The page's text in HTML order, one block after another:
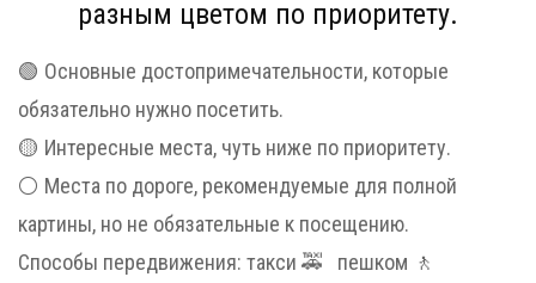
разным цветом по приоритету.
🟢 Основные достопримечательности, которые
обязательно нужно посетить.
🟡 Интересные места, чуть ниже по приоритету.
⚪️ Места по дороге, рекомендуемые для полной
картины, но не обязательные к посещению.
Способы передвижения: такси 🚕 пешком 🚶